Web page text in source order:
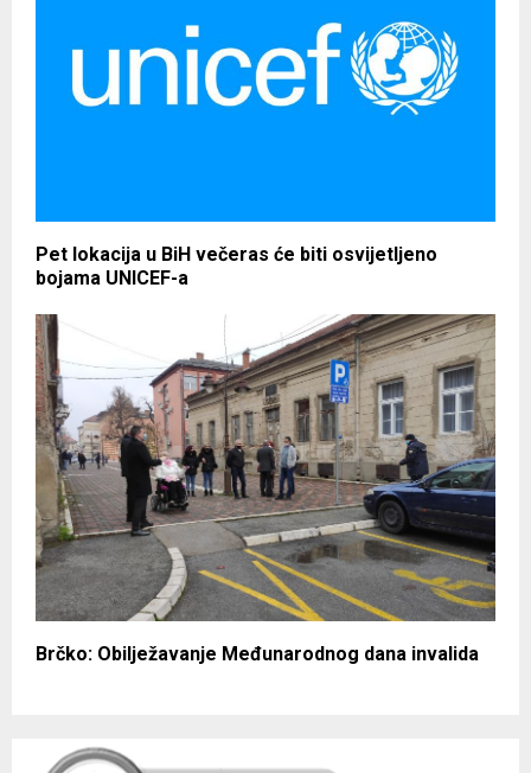
Pet lokacija u BiH večeras će biti osvijetljeno
bojama UNICEF-a
Brčko: Obilježavanje Međunarodnog dana invalida